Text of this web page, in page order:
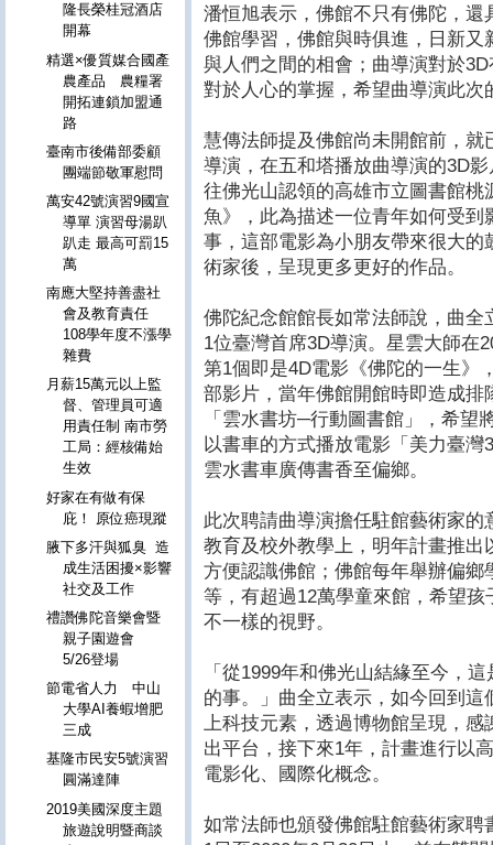
潘恒旭表示，佛館不只有佛陀，
佛館學習，佛館與時俱進，日新
與人們之間的相會；曲導演對於
對於人心的掌握，希望曲導演此次
慧傳法師提及佛館尚未開館前，
導演，在五和塔播放曲導演的3D
往佛光山認領的高雄市立圖書館
魚》，此為描述一位青年如何受
事，這部電影為小朋友帶來很大
術家後，呈現更多更好的作品。
佛陀紀念館館長如常法師說，曲
1位臺灣首席3D導演。星雲大師在
第1個即是4D電影《佛陀的一生》
部影片，當年佛館開館時即造成
「雲水書坊─行動圖書館」，希望
以書車的方式播放電影「美力臺
雲水書車廣傳書香至偏鄉。
此次聘請曲導演擔任駐館藝術家
教育及校外教學上，明年計畫推
方便認識佛館；佛館每年舉辦偏
等，有超過12萬學童來館，希望
不一樣的視野。
「從1999年和佛光山結緣至今，
的事。」曲全立表示，如今回到
上科技元素，透過博物館呈現，
出平台，接下來1年，計畫進行以
電影化、國際化概念。
如常法師也頒發佛館駐館藝術家
隆長榮桂冠酒店
開幕
精選×優質媒合國產
農產品 農糧署
開拓連鎖加盟通
路
臺南市後備部委顧
團端節敬軍慰問
萬安42號演習9國宣
導單 演習母湯趴
趴走 最高可罰15
萬
南應大堅持善盡社
會及教育責任
108學年度不漲學
雜費
月薪15萬元以上監
督、管理員可適
用責任制 南市勞
工局：經核備始
生效
好家在有做有保
庇！ 原位癌現蹤
腋下多汗與狐臭 造
成生活困擾×影響
社交及工作
禮讚佛陀音樂會暨
親子園遊會
5/26登場
節電省人力 中山
大學AI養蝦增肥
三成
基隆市民安5號演習
圓滿達陣
2019美國深度主題
旅遊說明暨商談